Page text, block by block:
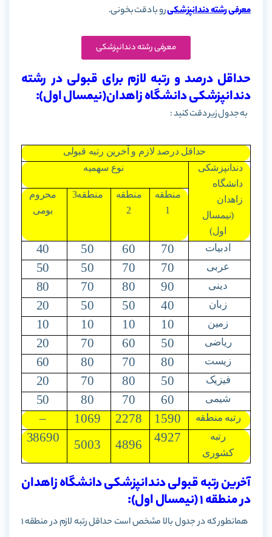
معرفی رشته دندانپزشکیرو با دقت بخونی.
معرفی رشته دندانپزشکی
حداقل درصد و رتبه لازم برای قبولی در رشته
دندانپزشکی دانشگاه زاهدان(نیمسال اول):
به جدول زیر دقت کنید :
حداقل درصد لازم و آخرین رتبه قبولی
دندانپزشکی
دانشگاه
زاهدان
(نیمسال
اول)
نوع سهمیه
منطقه
1
منطقه
2
منطقه3
محروم
بومی
ادبیات 70
60
50
40
عربی 70
70
50
50
دینی 90
80
70
80
زبان 40
50
50
20
زمین 10
10
10
10
ریاضی 50
60
70
20
زیست 80
70
80
60
فیزیک 50
80
70
20
شیمی 60
70
80
50
رتبه منطقه 1590
2278
1069
–
رتبه
کشوری
4927
4896
5003
38690
آخرین رتبه قبولی دندانپزشکی دانشگاه زاهدان
در منطقه 1 (نیمسال اول):
همانطور که در جدول بالا مشخص است حداقل رتبه لازم در منطقه 1